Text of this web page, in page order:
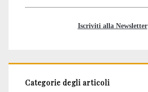
Iscriviti alla Newsletter
Categorie degli articoli